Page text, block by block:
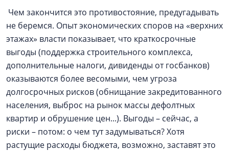
Чем закончится это противостояние, предугадывать
не беремся. Опыт экономических споров на «верхних
этажах» власти показывает, что краткосрочные
выгоды (поддержка строительного комплекса,
дополнительные налоги, дивиденды от госбанков)
оказываются более весомыми, чем угроза
долгосрочных рисков (обнищание закредитованного
населения, выброс на рынок массы дефолтных
квартир и обрушение цен...). Выгоды – сейчас, а
риски – потом: о чем тут задумываться? Хотя
растущие расходы бюджета, возможно, заставят это